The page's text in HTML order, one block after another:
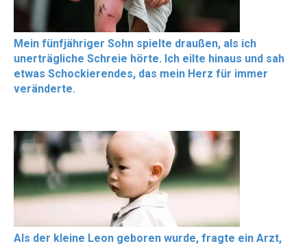
Mein fünfjähriger Sohn spielte draußen, als ich
unerträgliche Schreie hörte. Ich eilte hinaus und sah
etwas Schockierendes, das mein Herz für immer
veränderte.
Als der kleine Leon geboren wurde, fragte ein Arzt,